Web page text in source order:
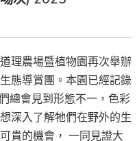
理農場暨植物園再次舉辦
生態導賞團 。 本園已經記錄
總會見到形態不一，色彩
深入了解牠們在野外的生
貴的機會 ， 一同見證大